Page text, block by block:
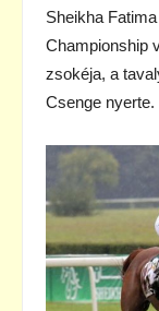
Sheikha
Championship
zsokéja, a
Csenge nyerte.